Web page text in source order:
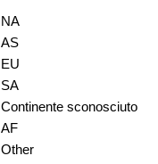
NA
AS
EU
SA
Continente sconosciuto
AF
Other